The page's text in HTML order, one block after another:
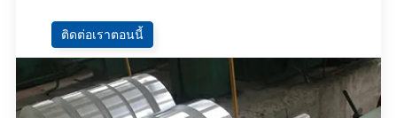
ติดต่อเราตอนนี้